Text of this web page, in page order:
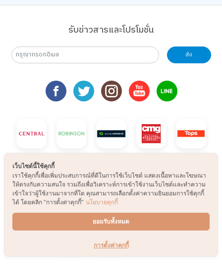
รับข่าวสารและโปรโมชั่น
ส่ง
เว็บไซต์นี้ใช้คุกกี้
เราใช้คุกกี้เพื่อเพิ่มประสบการณ์ที่ดีในการใช้เว็บไซต์ แสดงเนื้อหาและโฆษณา
ให้ตรงกับความสนใจ รวมถึงเพื่อวิเคราะห์การเข้าใช้งานเว็บไซต์และทำความ
เข้าใจว่าผู้ใช้งานมาจากที่ใด คุณสามารถเลือกตั้งค่าความยินยอมการใช้คุกกี้
ได้ โดยคลิก “การตั้งค่าคุกกี้” นโยบายคุกกี้
ยอมรับทั้งหมด
การตั้งค่าคุกกี้